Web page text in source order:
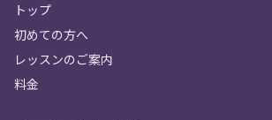
トップ
初めての方へ
レッスンのご案内
料金